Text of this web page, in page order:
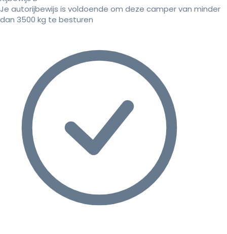
Je autorijbewijs is voldoende om deze camper van minder
dan 3500 kg te besturen